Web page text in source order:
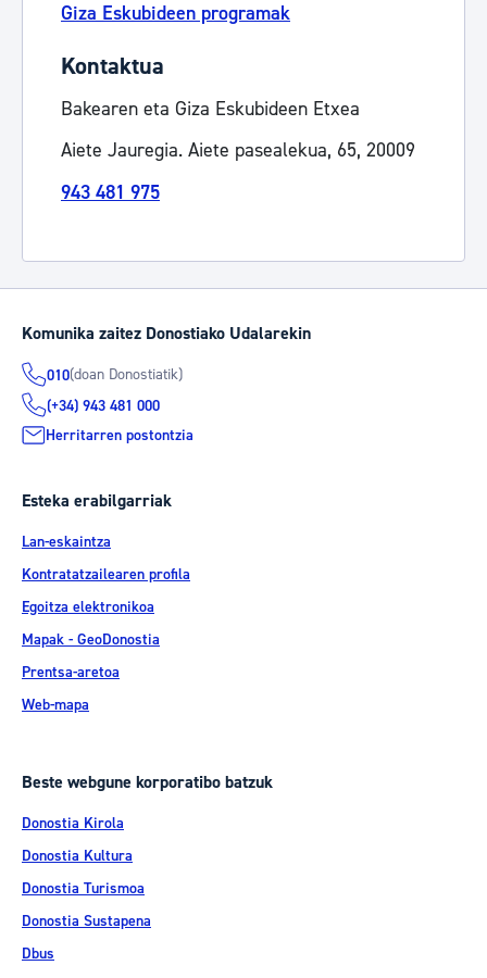
Giza Eskubideen programak
Kontaktua
Bakearen eta Giza Eskubideen Etxea
Aiete Jauregia. Aiete pasealekua, 65, 20009
943 481 975
Komunika zaitez Donostiako Udalarekin
010(doan Donostiatik)
(+34) 943 481 000
Herritarren postontzia
Esteka erabilgarriak
Lan-eskaintza
Kontratatzailearen profila
Egoitza elektronikoa
Mapak - GeoDonostia
Prentsa-aretoa
Web-mapa
Beste webgune korporatibo batzuk
Donostia Kirola
Donostia Kultura
Donostia Turismoa
Donostia Sustapena
Dbus